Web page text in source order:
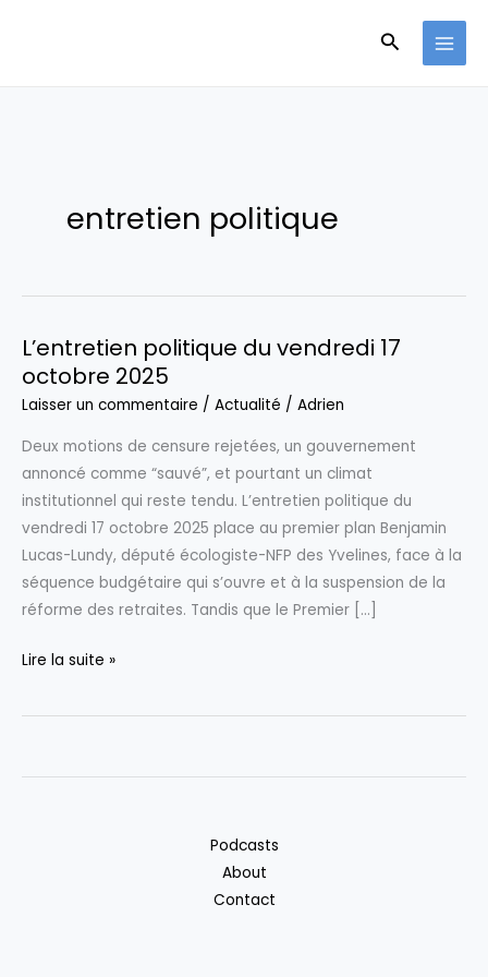
entretien politique
L’entretien politique du vendredi 17
octobre 2025
Laisser un commentaire / Actualité / Adrien
Deux motions de censure rejetées, un gouvernement
annoncé comme “sauvé”, et pourtant un climat
institutionnel qui reste tendu. L’entretien politique du
vendredi 17 octobre 2025 place au premier plan Benjamin
Lucas-Lundy, député écologiste-NFP des Yvelines, face à la
séquence budgétaire qui s’ouvre et à la suspension de la
réforme des retraites. Tandis que le Premier […]
L’entretien
du
Lire la suite »
Podcasts
About
Contact